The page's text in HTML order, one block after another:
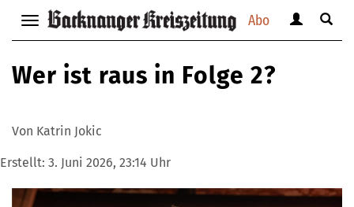
Abo
Navigation
anzeigen
verbergen
anzeigen
Suche
Wer ist raus in Folge 2?
Von Katrin Jokic
Erstellt: 3. Juni 2026, 23:14 Uhr